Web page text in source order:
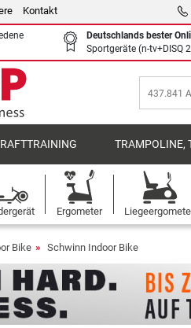
Kontakt
Deutschlands bester
Sportgeräte (n-tv+DISQ
TRAMPOLINE,
Ergometer
Bike Schwinn Indoor Bike